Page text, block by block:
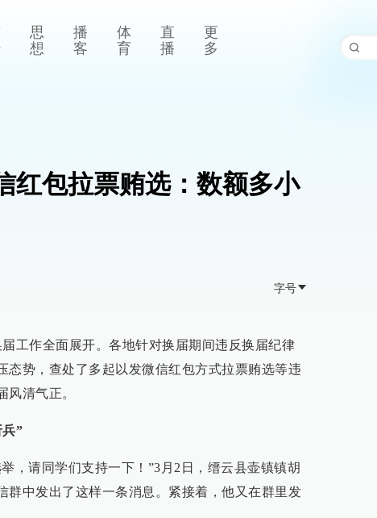
思
想
播
客
体
育
直
播
更
多
红包拉票贿选：数额多小
字号
工作全面展开。各地针对换届期间违反换届纪律
态势，查处了多起以发微信红包方式拉票贿选等违
风清气正。
”
，请同学们支持一下！”3月2日，缙云县壶镇镇胡
群中发出了这样一条消息。紧接着，他又在群里发